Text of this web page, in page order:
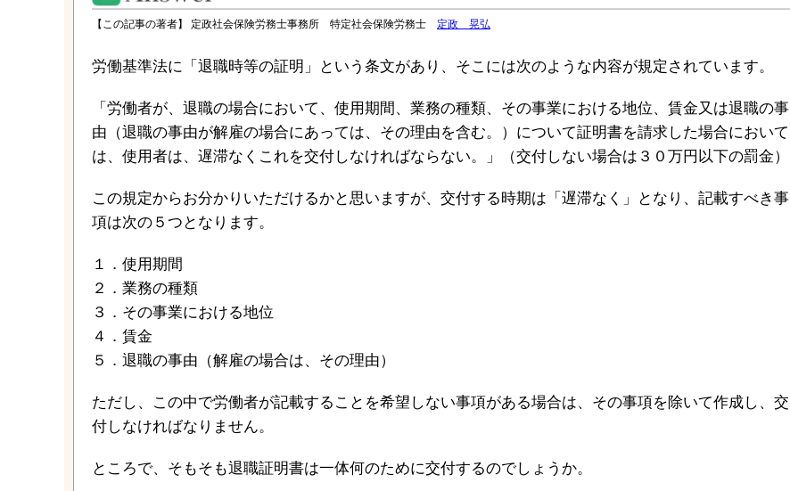
【この記事の著者】 定政社会保険労務士事務所 特定社会保険労務士 定政 晃弘
労働基準法に「退職時等の証明」という条文があり、そこには次のような内容が規定されています。
「労働者が、退職の場合において、使用期間、業務の種類、その事業における地位、賃金又は退職の事
由（退職の事由が解雇の場合にあっては、その理由を含む。）について証明書を請求した場合において
は、使用者は、遅滞なくこれを交付しなければならない。」（交付しない場合は３０万円以下の罰金）
この規定からお分かりいただけるかと思いますが、交付する時期は「遅滞なく」となり、記載すべき事
項は次の５つとなります。
１．使用期間
２．業務の種類
３．その事業における地位
４．賃金
５．退職の事由（解雇の場合は、その理由）
ただし、この中で労働者が記載することを希望しない事項がある場合は、その事項を除いて作成し、交
付しなければなりません。
ところで、そもそも退職証明書は一体何のために交付するのでしょうか。